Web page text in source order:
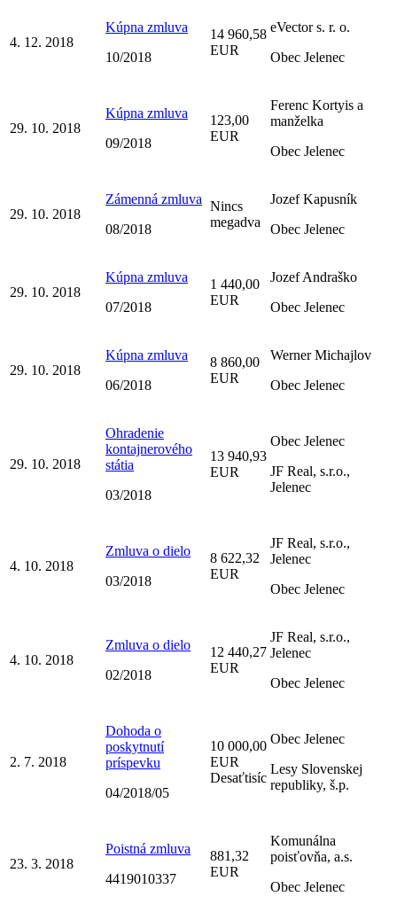
4. 12. 2018
Kúpna zmluva
10/2018
14 960,58
EUR
eVector s. r. o.
Obec Jelenec
29. 10. 2018
Kúpna zmluva
09/2018
123,00
EUR
Ferenc Kortyis a
manželka
Obec Jelenec
29. 10. 2018
Zámenná zmluva
08/2018
Nincs
megadva
Jozef Kapusník
Obec Jelenec
29. 10. 2018
Kúpna zmluva
07/2018
1 440,00
EUR
Jozef Andraško
Obec Jelenec
29. 10. 2018
Kúpna zmluva
06/2018
8 860,00
EUR
Werner Michajlov
Obec Jelenec
29. 10. 2018
Ohradenie
kontajnerového
státia
03/2018
13 940,93
EUR
Obec Jelenec
JF Real, s.r.o.,
Jelenec
4. 10. 2018
Zmluva o dielo
03/2018
8 622,32
EUR
JF Real, s.r.o.,
Jelenec
Obec Jelenec
4. 10. 2018
Zmluva o dielo
02/2018
12 440,27
EUR
JF Real, s.r.o.,
Jelenec
Obec Jelenec
2. 7. 2018
Dohoda o
poskytnutí
príspevku
04/2018/05
10 000,00
EUR
Desaťtisíc
Obec Jelenec
Lesy Slovenskej
republiky, š.p.
23. 3. 2018
Poistná zmluva
4419010337
881,32
EUR
Komunálna
poisťovňa, a.s.
Obec Jelenec